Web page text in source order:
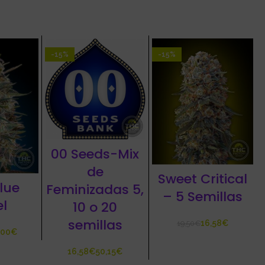
€
-15%
00 Seeds-Mix
de
Feminizadas 5,
10 o 20
semillas
€ €
-15%
Sweet Critical
– 5 Semillas
€16,58€